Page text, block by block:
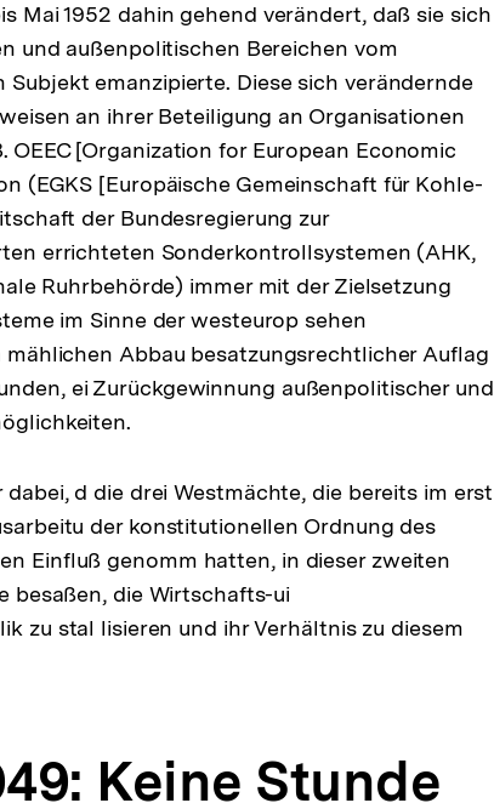
Mai 1952 dahin gehend verändert, daß sie sich
und außenpolitischen Bereichen vom
emanzipierte. Diese sich verändernde
an ihrer Beteiligung an Organisationen
[Organization for European Economic
(EGKS [Europäische Gemeinschaft für Kohle-
der Bundesregierung zur
errichteten Sonderkontrollsystemen (AHK,
Ruhrbehörde) immer mit der Zielsetzung
im Sinne der westeurop sehen
Abbau besatzungsrechtlicher Auflag
ei Zurückgewinnung außenpolitischer und
d die drei Westmächte, die bereits im erst
der konstitutionellen Ordnung des
Einfluß genomm hatten, in dieser zweiten
besaßen, die Wirtschafts-ui
zu stal lisieren und ihr Verhältnis zu diesem
Keine Stunde